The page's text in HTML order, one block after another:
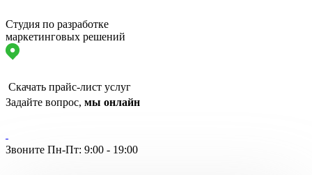
Студия по разработке
маркетинговых решений
Скачать прайс-лист услуг
Задайте вопрос, мы онлайн
Звоните Пн-Пт: 9:00 - 19:00